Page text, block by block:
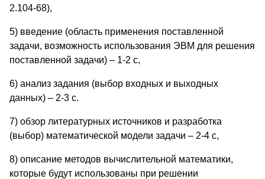
2.104-68),
5) введение (область применения поставленной
задачи, возможность использования ЭВМ для решения
поставленной задачи) – 1-2 с,
6) анализ задания (выбор входных и выходных
данных) – 2-3 с.
7) обзор литературных источников и разработка
(выбор) математической модели задачи – 2-4 с,
8) описание методов вычислительной математики,
которые будут использованы при решении